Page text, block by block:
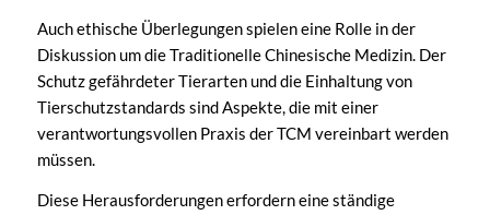
Auch ethische Überlegungen spielen eine Rolle in der
Diskussion um die Traditionelle Chinesische Medizin. Der
Schutz gefährdeter Tierarten und die Einhaltung von
Tierschutzstandards sind Aspekte, die mit einer
verantwortungsvollen Praxis der TCM vereinbart werden
müssen.
Diese Herausforderungen erfordern eine ständige